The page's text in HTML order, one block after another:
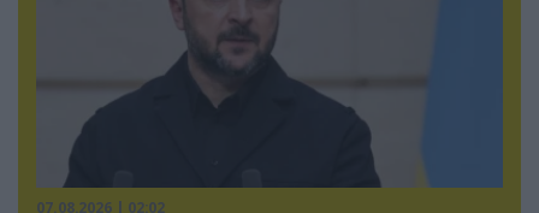
07.08.2026 | 02:02